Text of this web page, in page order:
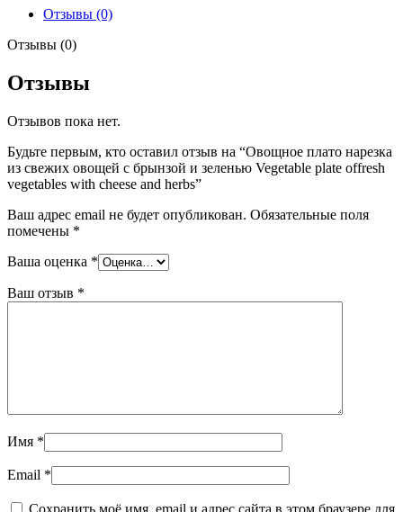
Отзывы (0)
Отзывы (0)
Отзывы
Отзывов пока нет.
Будьте первым, кто оставил отзыв на “Овощное плато нарезка
из свежих овощей с брынзой и зеленью Vegetable plate offresh
vegetables with cheese and herbs”
Ваш адрес email не будет опубликован. Обязательные поля
помечены *
Ваша оценка *
Ваш отзыв *
Имя *
Email *
Сохранить моё имя, email и адрес сайта в этом браузере для